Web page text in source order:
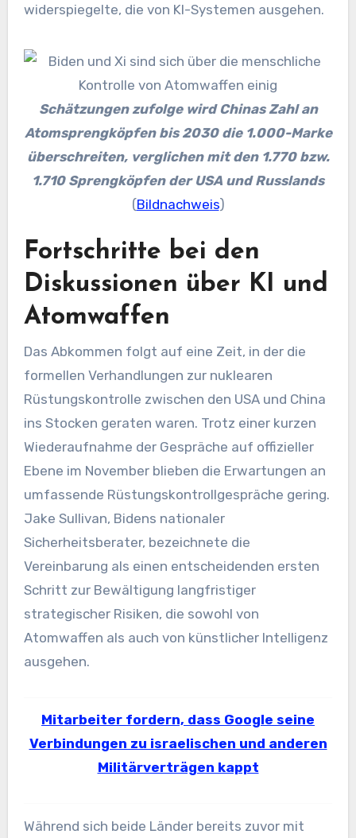
widerspiegelte, die von KI-Systemen ausgehen.
Schätzungen zufolge wird Chinas Zahl an
Atomsprengköpfen bis 2030 die 1.000-Marke
überschreiten, verglichen mit den 1.770 bzw.
1.710 Sprengköpfen der USA und Russlands
(Bildnachweis)
Fortschritte bei den
Diskussionen über KI und
Atomwaffen
Das Abkommen folgt auf eine Zeit, in der die
formellen Verhandlungen zur nuklearen
Rüstungskontrolle zwischen den USA und China
ins Stocken geraten waren. Trotz einer kurzen
Wiederaufnahme der Gespräche auf offizieller
Ebene im November blieben die Erwartungen an
umfassende Rüstungskontrollgespräche gering.
Jake Sullivan, Bidens nationaler
Sicherheitsberater, bezeichnete die
Vereinbarung als einen entscheidenden ersten
Schritt zur Bewältigung langfristiger
strategischer Risiken, die sowohl von
Atomwaffen als auch von künstlicher Intelligenz
ausgehen.
Mitarbeiter fordern, dass Google seine
Verbindungen zu israelischen und anderen
Militärverträgen kappt
Während sich beide Länder bereits zuvor mit